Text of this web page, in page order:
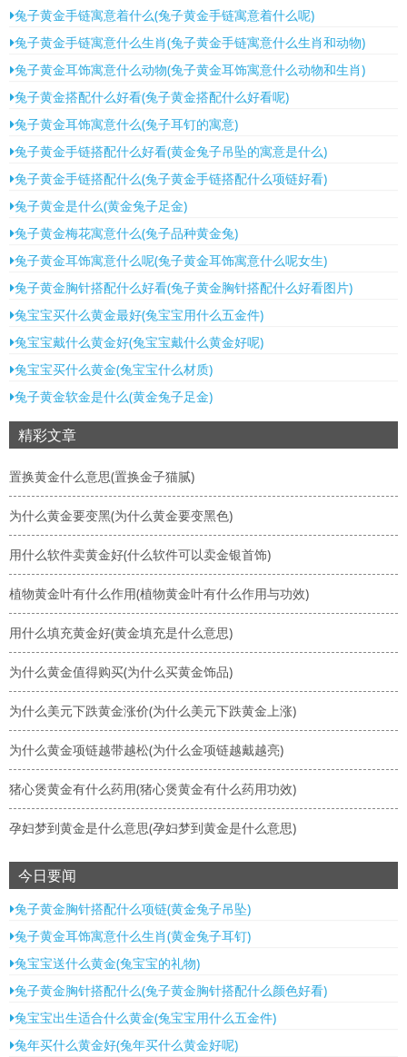
兔子黄金手链寓意着什么(兔子黄金手链寓意着什么呢)
兔子黄金手链寓意什么生肖(兔子黄金手链寓意什么生肖和动物)
兔子黄金耳饰寓意什么动物(兔子黄金耳饰寓意什么动物和生肖)
兔子黄金搭配什么好看(兔子黄金搭配什么好看呢)
兔子黄金耳饰寓意什么(兔子耳钉的寓意)
兔子黄金手链搭配什么好看(黄金兔子吊坠的寓意是什么)
兔子黄金手链搭配什么(兔子黄金手链搭配什么项链好看)
兔子黄金是什么(黄金兔子足金)
兔子黄金梅花寓意什么(兔子品种黄金兔)
兔子黄金耳饰寓意什么呢(兔子黄金耳饰寓意什么呢女生)
兔子黄金胸针搭配什么好看(兔子黄金胸针搭配什么好看图片)
兔宝宝买什么黄金最好(兔宝宝用什么五金件)
兔宝宝戴什么黄金好(兔宝宝戴什么黄金好呢)
兔宝宝买什么黄金(兔宝宝什么材质)
兔子黄金软金是什么(黄金兔子足金)
精彩文章
置换黄金什么意思(置换金子猫腻)
为什么黄金要变黑(为什么黄金要变黑色)
用什么软件卖黄金好(什么软件可以卖金银首饰)
植物黄金叶有什么作用(植物黄金叶有什么作用与功效)
用什么填充黄金好(黄金填充是什么意思)
为什么黄金值得购买(为什么买黄金饰品)
为什么美元下跌黄金涨价(为什么美元下跌黄金上涨)
为什么黄金项链越带越松(为什么金项链越戴越亮)
猪心煲黄金有什么药用(猪心煲黄金有什么药用功效)
孕妇梦到黄金是什么意思(孕妇梦到黄金是什么意思)
今日要闻
兔子黄金胸针搭配什么项链(黄金兔子吊坠)
兔子黄金耳饰寓意什么生肖(黄金兔子耳钉)
兔宝宝送什么黄金(兔宝宝的礼物)
兔子黄金胸针搭配什么(兔子黄金胸针搭配什么颜色好看)
兔宝宝出生适合什么黄金(兔宝宝用什么五金件)
兔年买什么黄金好(兔年买什么黄金好呢)